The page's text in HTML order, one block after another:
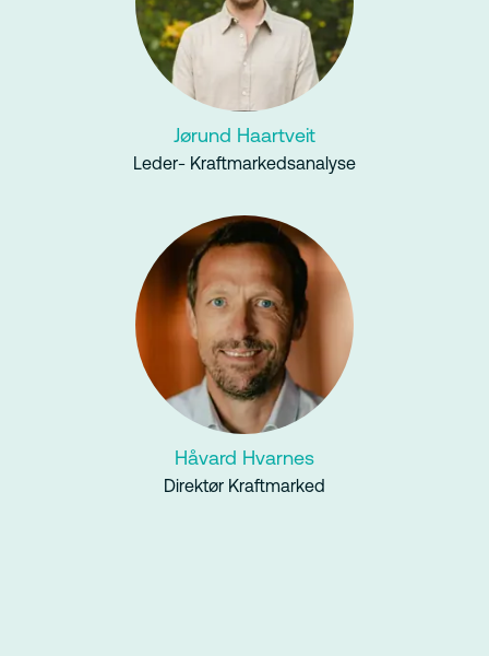
Jørund Haartveit
Leder- Kraftmarkedsanalyse
Håvard Hvarnes
Direktør Kraftmarked